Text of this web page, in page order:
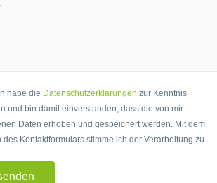
habe die Datenschutzerklärungen zur Kenntnis
und bin damit einverstanden, dass die von mir
Daten erhoben und gespeichert werden. Mit dem
des Kontaktformulars stimme ich der Verarbeitung zu.